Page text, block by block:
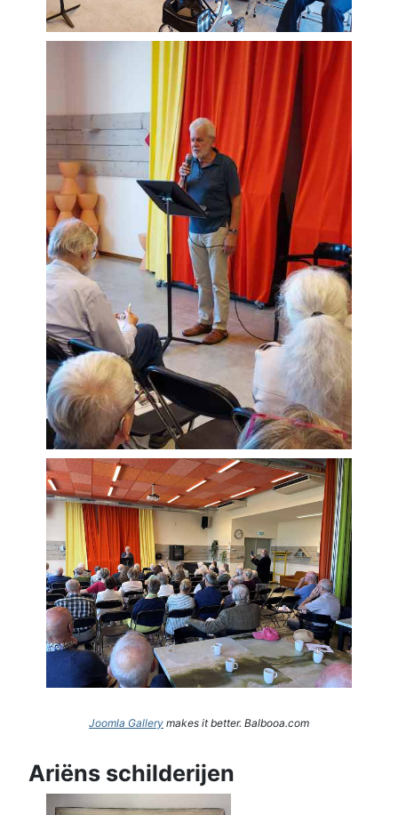
Joomla Gallery makes it better. Balbooa.com
Ariëns schilderijen